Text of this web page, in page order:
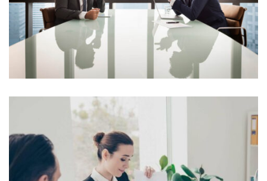
typesetting industry. Lorem Ipsum...
View More
Lorem Ipsum is simply dummy text of the printing and